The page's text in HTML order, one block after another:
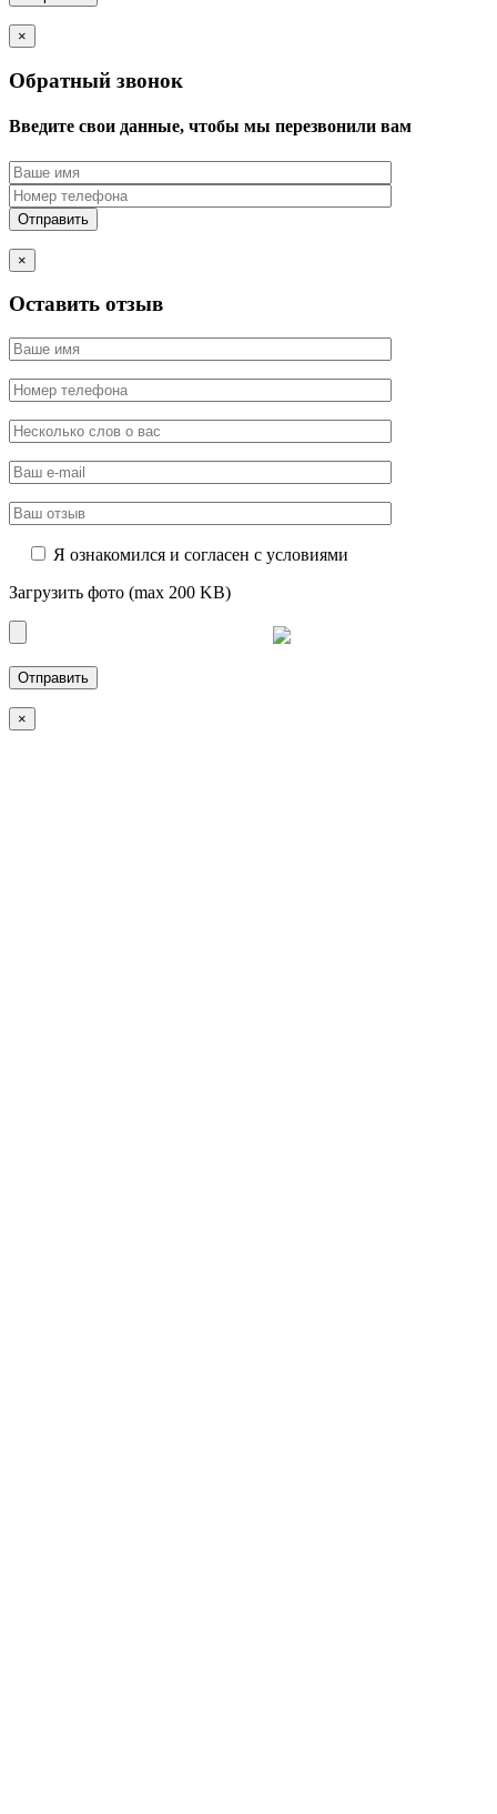
×
Обратный звонок
Введите свои данные, чтобы мы перезвонили вам
×
Оставить отзыв
Я ознакомился и согласен с условиями
Загрузить фото (max 200 KB)
×